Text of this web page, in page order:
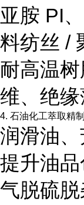
亚胺 PI
料纺丝 /
耐高温
维、绝缘
4. 石油化工萃取精制
润滑油、
提升油
气脱硫